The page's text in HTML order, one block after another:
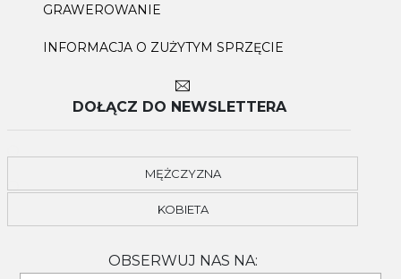
GRAWEROWANIE
INFORMACJA O ZUŻYTYM SPRZĘCIE
DOŁĄCZ DO NEWSLETTERA
MĘŻCZYZNA
KOBIETA
OBSERWUJ NAS NA: